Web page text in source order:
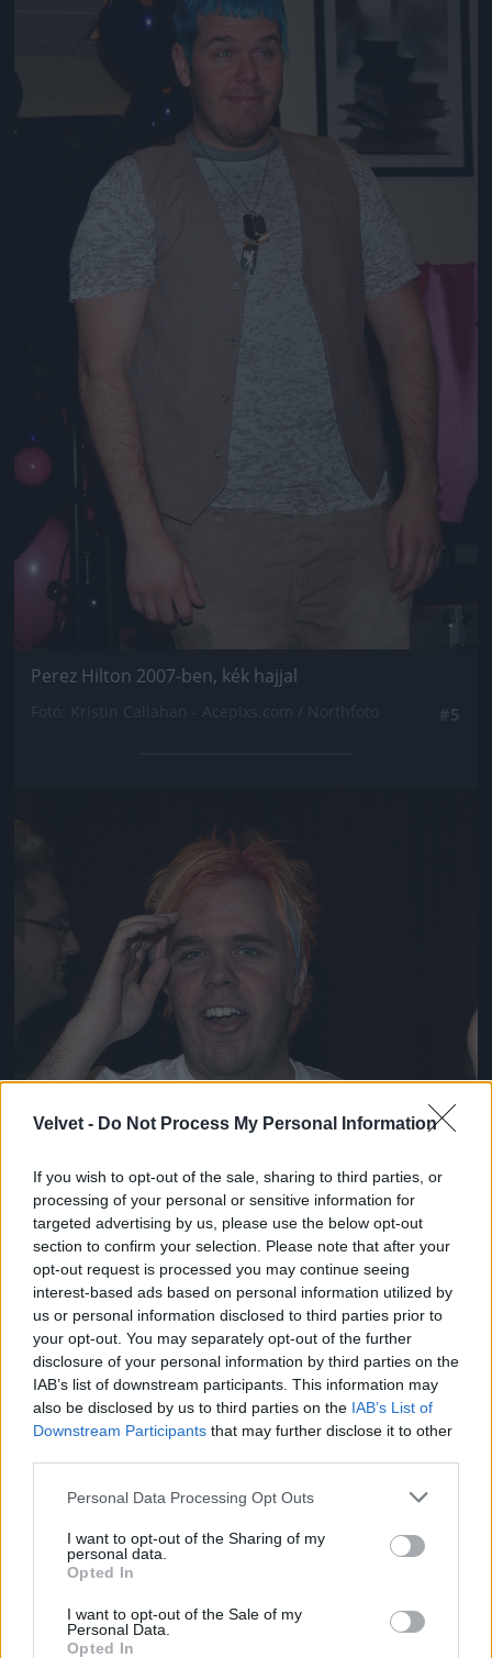
Velvet - Do Not Process My Personal Information
If you wish to opt-out of the sale, sharing to third parties, or
processing of your personal or sensitive information for
targeted advertising by us, please use the below opt-out
section to confirm your selection. Please note that after your
opt-out request is processed you may continue seeing
interest-based ads based on personal information utilized by
us or personal information disclosed to third parties prior to
your opt-out. You may separately opt-out of the further
disclosure of your personal information by third parties on the
IAB’s list of downstream participants. This information may
also be disclosed by us to third parties on the IAB’s List of
Downstream Participants that may further disclose it to other
Please note that this website/app uses one or more Google
not limited to your visit or usage behaviour. You may click to
grant or deny consent to Google and its third-party tags to
use your data for below specified purposes in below Google
consent section.
Personal Data Processing Opt Outs
I want to opt-out of the Sharing of my
personal data.
Opted In
I want to opt-out of the Sale of my
Personal Data.
Opted In
Perez Hilton 2007-ben, kék hajjal
Jön még kép!
Perez Hilton 2008-ban, sárga hajjal sem volt még
éppen vékony
Fotó: Xposurephotos.com / Northfoto